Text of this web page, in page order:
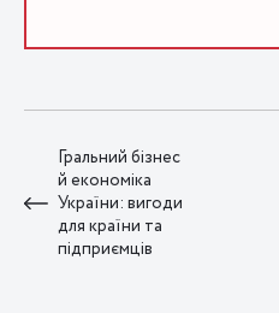
Гральний бізнес
й економіка
України: вигоди
для країни та
підприємців